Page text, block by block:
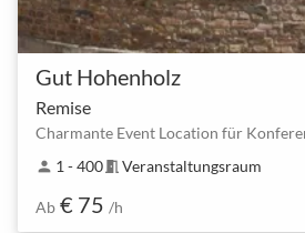
Gut Hohenholz
Remise
Charmante Event Location für
person 1 - 400meeting_room Veranstaltungsraum
Ab € 75 /h